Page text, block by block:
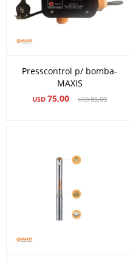
Presscontrol p/ bomba-
MAXIS
USD 75,00 USD85,00